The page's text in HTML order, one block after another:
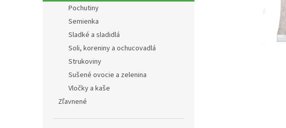
Pochutiny
Semienka
Sladké a sladidlá
Soli, koreniny a ochucovadlá
Strukoviny
Sušené ovocie a zelenina
Vločky a kaše
Zľavnené